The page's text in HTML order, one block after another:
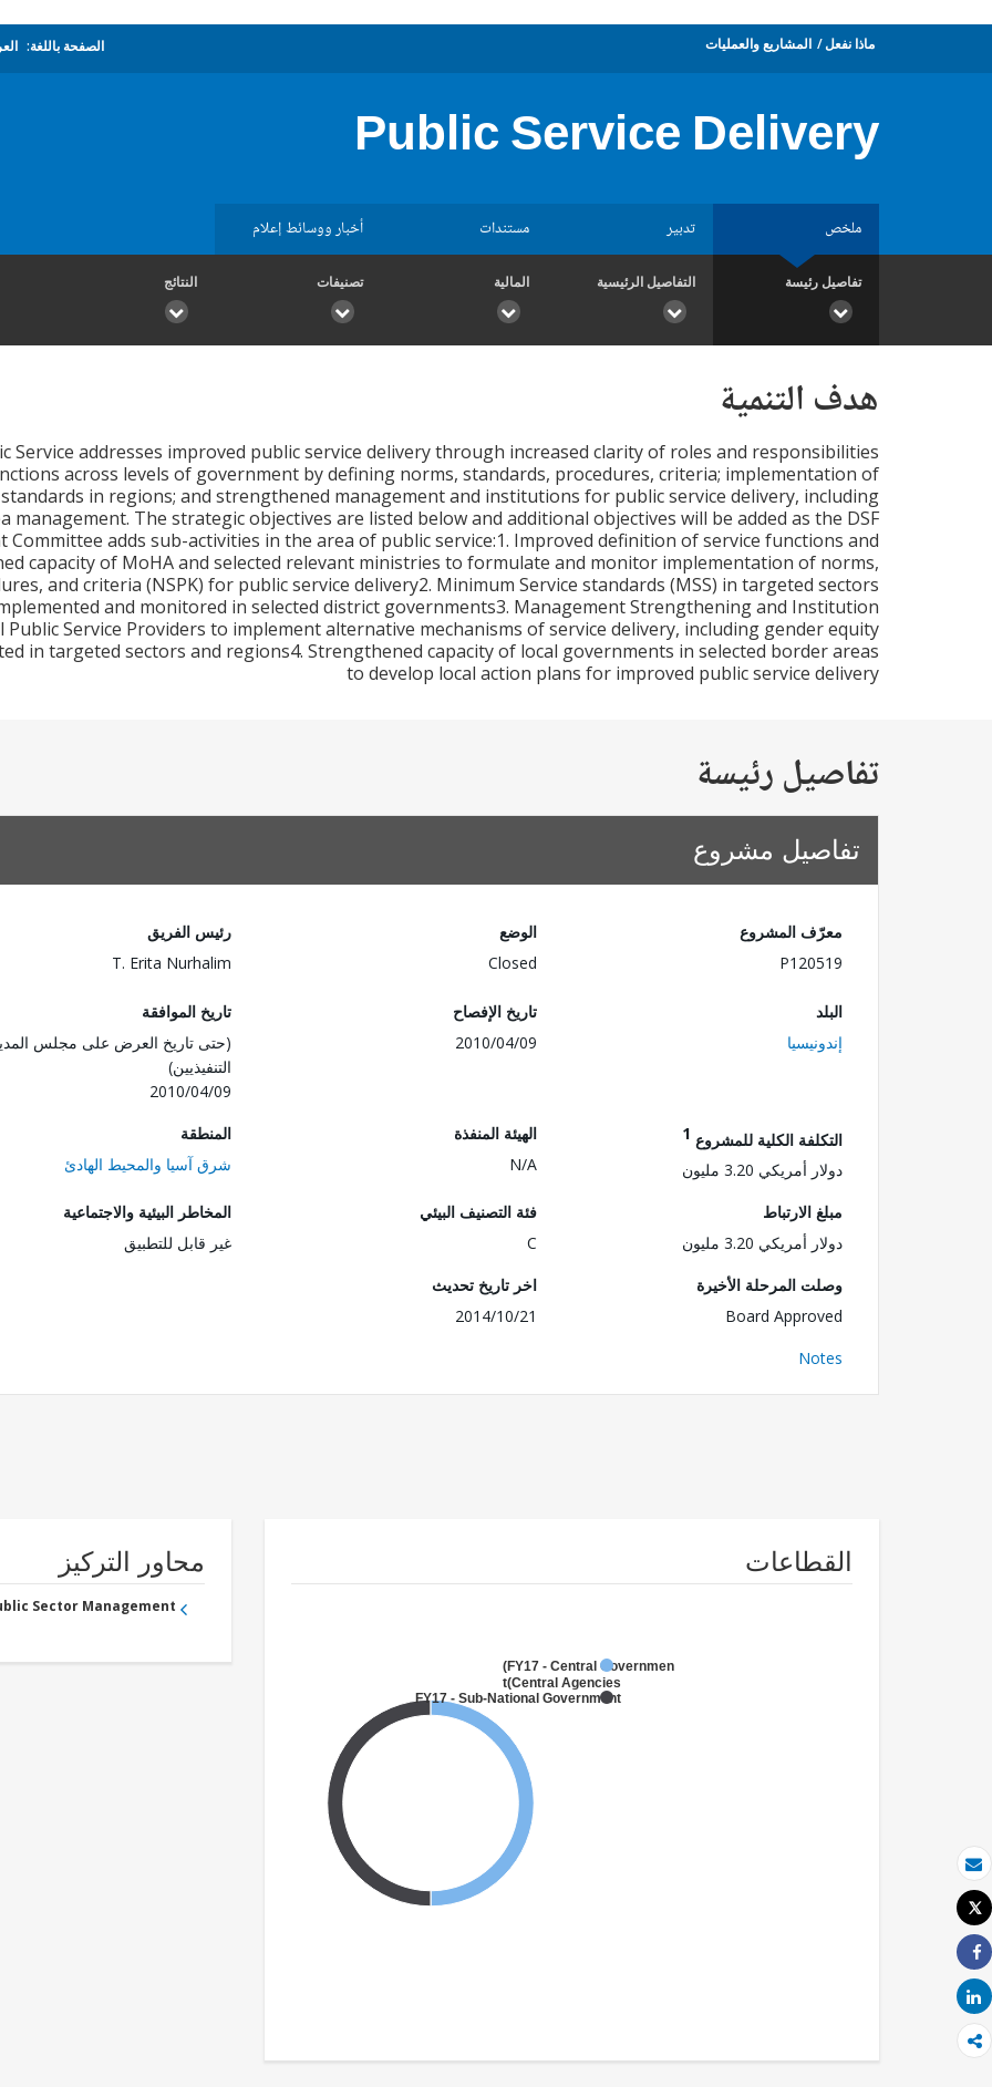
بريد الكتروني
طباعة
Tweet
Share
Share
ماذا نفعل المشاريع والعمليات الصفحة باللغة:
Public Service Delivery
ملخص تدبير مستندات أخبار ووسائط إعلام
تفاصيل رئيسة التفاصيل الرئيسية المالية تصنيفات النتائج
هدف التنمية
Service addresses improved public service delivery through increased clarity of roles and responsibilities
across levels of government by defining norms, standards, procedures, criteria; implementation of
in regions; and strengthened management and institutions for public service delivery, including
management. The strategic objectives are listed below and additional objectives will be added as the DSF
Committee adds sub-activities in the area of public service:1. Improved definition of service functions and
capacity of MoHA and selected relevant ministries to formulate and monitor implementation of norms,
and criteria (NSPK) for public service delivery2. Minimum Service standards (MSS) in targeted sectors
and monitored in selected district governments3. Management Strengthening and Institution
Public Service Providers to implement alternative mechanisms of service delivery, including gender equity
in targeted sectors and regions4. Strengthened capacity of local governments in selected border areas
to develop local action plans for improved public service delivery
تفاصيل رئيسة
تفاصيل مشروع
معرّف المشروع
P120519
الوضع
Closed
رئيس الفريق
T. Erita Nurhalim
البلد
إندونيسيا
تاريخ الإفصاح
2010/04/09
تاريخ الموافقة
(حتى تاريخ العرض على مجلس
التنفيذيين)
2010/04/09
التكلفة الكلية للمشروع 1
دولار أمريكي 3.20 مليون
الهيئة المنفذة
N/A
المنطقة
شرق آسيا والمحيط الهادئ
مبلغ الارتباط
دولار أمريكي 3.20 مليون
فئة التصنيف البيئي
C
المخاطر البيئية والاجتماعية
غير قابل للتطبيق
وصلت المرحلة الأخيرة
Board Approved
اخر تاريخ تحديث
2014/10/21
Notes
القطاعات
FY17 - Central Government
(Central Agencies
)
FY17 - Sub-National Government
محاور التركيز
Sector Management